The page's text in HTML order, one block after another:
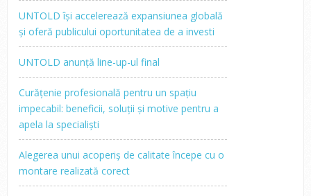
UNTOLD își accelerează expansiunea globală
și oferă publicului oportunitatea de a investi
UNTOLD anunță line-up-ul final
Curățenie profesională pentru un spațiu
impecabil: beneficii, soluții și motive pentru a
apela la specialiști
Alegerea unui acoperiș de calitate începe cu o
montare realizată corect